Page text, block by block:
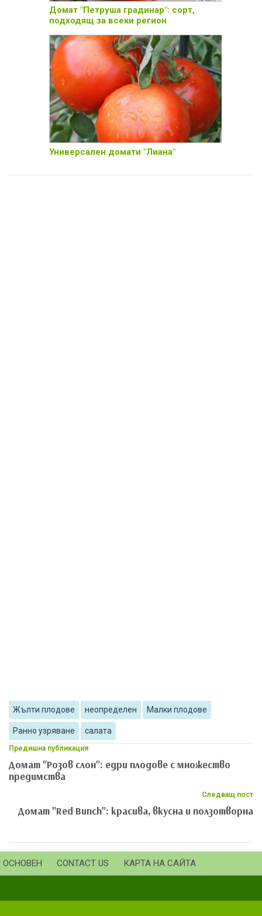
Домат "Петруша градинар": сорт,
подходящ за всеки регион
Универсален домати "Лиана"
Жълти плодове неопределен Малки плодове
Ранно узряване салата
Предишна публикация
Домат "Розов слон": едри плодове с множество
предимства
Следващ пост
Домат "Red Bunch": красива, вкусна и ползотворна
ОСНОВЕН CONTACT US КАРТА НА САЙТА